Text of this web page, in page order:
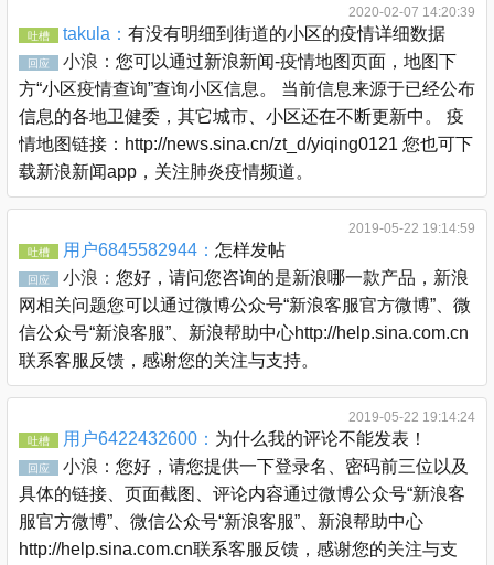
2020-02-07 14:20:39
吐槽 takula： 有没有明细到街道的小区的疫情详细数据
回应 小浪： 您可以通过新浪新闻-疫情地图页面，地图下
方“小区疫情查询”查询小区信息。 当前信息来源于已经公布
信息的各地卫健委，其它城市、小区还在不断更新中。 疫
情地图链接：http://news.sina.cn/zt_d/yiqing0121 您也可下
载新浪新闻app，关注肺炎疫情频道。
2019-05-22 19:14:59
吐槽 用户6845582944： 怎样发帖
回应 小浪： 您好，请问您咨询的是新浪哪一款产品，新浪
网相关问题您可以通过微博公众号“新浪客服官方微博”、微
信公众号“新浪客服”、新浪帮助中心http://help.sina.com.cn
联系客服反馈，感谢您的关注与支持。
2019-05-22 19:14:24
吐槽 用户6422432600： 为什么我的评论不能发表！
回应 小浪： 您好，请您提供一下登录名、密码前三位以及
具体的链接、页面截图、评论内容通过微博公众号“新浪客
服官方微博”、微信公众号“新浪客服”、新浪帮助中心
http://help.sina.com.cn联系客服反馈，感谢您的关注与支